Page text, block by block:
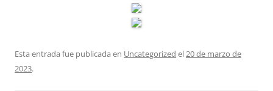
Esta entrada fue publicada en Uncategorized el20 de marzo de
2023.